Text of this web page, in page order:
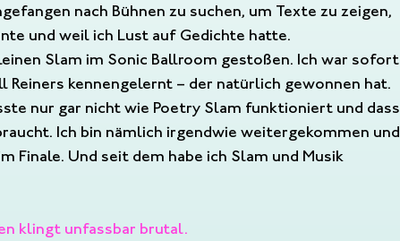
nach Bühnen zu suchen, um Texte zu zeigen,
und weil ich Lust auf Gedichte hatte.
Slam im Sonic Ballroom gestoßen. Ich war sofort
Reiners kennengelernt – der natürlich gewonnen hat.
nur gar nicht wie Poetry Slam funktioniert und dass
Ich bin nämlich irgendwie weitergekommen und
Finale. Und seit dem habe ich Slam und Musik
klingt unfassbar brutal.